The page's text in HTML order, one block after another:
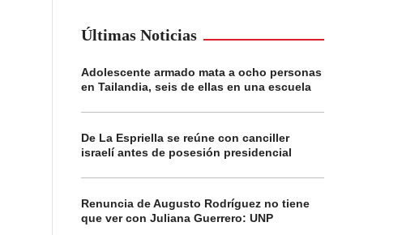
Últimas Noticias
Adolescente armado mata a ocho personas
en Tailandia, seis de ellas en una escuela
De La Espriella se reúne con canciller
israelí antes de posesión presidencial
Renuncia de Augusto Rodríguez no tiene
que ver con Juliana Guerrero: UNP